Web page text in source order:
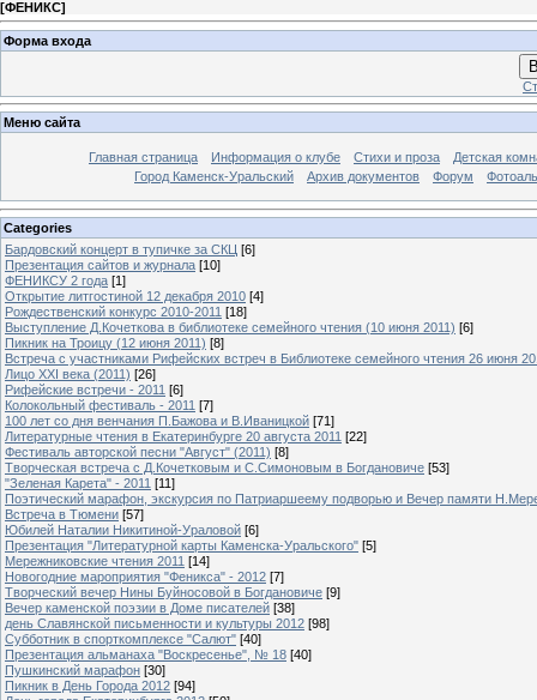
[ФЕНИКС]
Форма входа
Меню сайта
Главная страница Информация о клубе Стихи и проза
Детская
Город Каменск-Уральский
Архив документов Форум
Categories
Бардовский концерт в тупичке за СКЦ [6]
Презентация сайтов и журнала [10]
ФЕНИКСУ 2 года [1]
Открытие литгостиной 12 декабря 2010 [4]
Рождественский конкурс 2010-2011 [18]
Выступление Д.Кочеткова в библиотеке семейного чтения (10 июня 2011) [6]
Пикник на Троицу (12 июня 2011) [8]
Встреча с участниками Рифейских встреч в Библиотеке семейного чтения 26 июня
Лицо XXI века (2011) [26]
Рифейские встречи - 2011 [6]
Колокольный фестиваль - 2011 [7]
100 лет со дня венчания П.Бажова и В.Иваницкой [71]
Литературные чтения в Екатеринбурге 20 августа 2011 [22]
Фестиваль авторской песни "Август" (2011) [8]
Творческая встреча с Д.Кочетковым и С.Симоновым в Богдановиче [53]
"Зеленая Карета" - 2011 [11]
Поэтический марафон, экскурсия по Патриаршеему подворью и Вечер памяти
Встреча в Тюмени [57]
Юбилей Наталии Никитиной-Ураловой [6]
Презентация "Литературной карты Каменска-Уральского" [5]
Мережниковские чтения 2011 [14]
Новогодние мароприятия "Феникса" - 2012 [7]
Творческий вечер Нины Буйносовой в Богдановиче [9]
Вечер каменской поэзии в Доме писателей [38]
день Славянской письменности и культуры 2012 [98]
Субботник в спорткомплексе "Салют" [40]
Презентация альманаха "Воскресенье", № 18 [40]
Пушкинский марафон [30]
Пикник в День Города 2012 [94]